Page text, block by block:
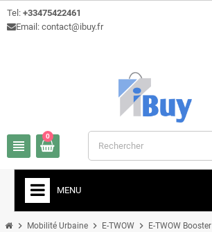
Tel: +33475422461
Email: contact@ibuy.fr
view_headline
0
MENU
chevron_right Mobilité Urbaine chevron_right E-TWOW chevron_right E-TWOW Booster